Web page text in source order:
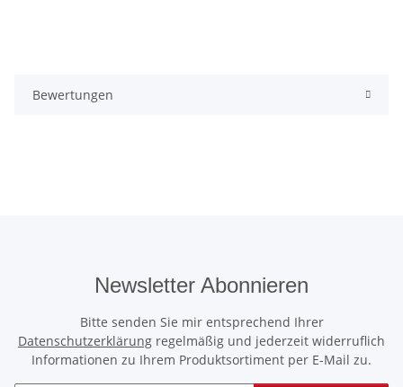
Bewertungen
Newsletter Abonnieren
Bitte senden Sie mir entsprechend Ihrer
Datenschutzerklärung regelmäßig und jederzeit widerruflich
Informationen zu Ihrem Produktsortiment per E-Mail zu.